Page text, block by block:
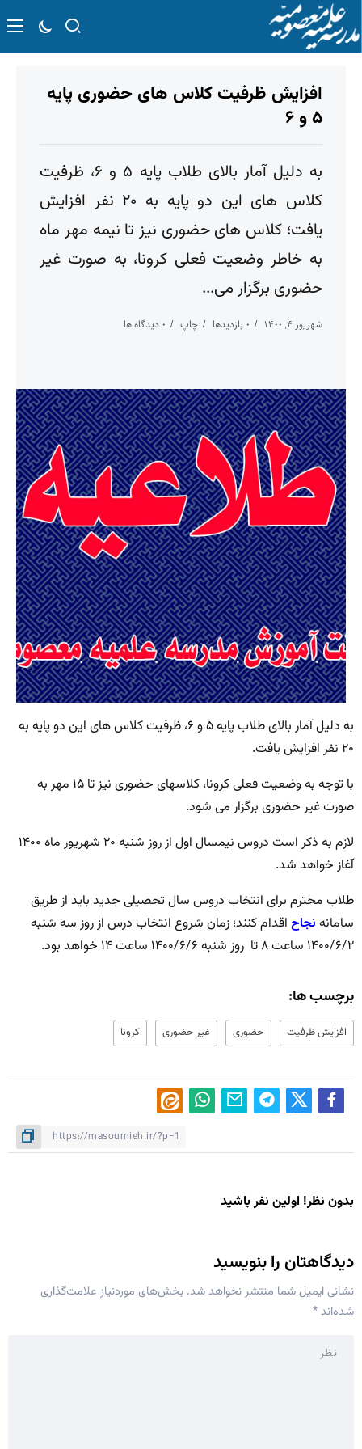
افزایش ظرفیت کلاس های حضوری پایه
۵ و ۶
به دلیل آمار بالای طلاب پایه ۵ و ۶، ظرفیت
کلاس های این دو پایه به ۲۰ نفر افزایش
یافت؛ کلاس های حضوری نیز تا نیمه مهر ماه
به خاطر وضعیت فعلی کرونا، به صورت غیر
حضوری برگزار می...
شهریور ۴, ۱۴۰۰ ۰ بازدیدها چاپ ۰ دیدگاه ها
به دلیل آمار بالای طلاب پایه ۵ و ۶، ظرفیت کلاس های این دو پایه به
۲۰ نفر افزایش یافت.
با توجه به وضعیت فعلی کرونا، کلاسهای حضوری نیز تا ۱۵ مهر به
صورت غیر حضوری برگزار می شود.
لازم به ذکر است دروس نیمسال اول از روز شنبه ۲۰ شهریور ماه ۱۴۰۰
آغاز خواهد شد.
طلاب محترم برای انتخاب دروس سال تحصیلی جدید باید از طريق
سامانه نجاح اقدام کنند؛ زمان شروع انتخاب درس از روز سه شنبه
۱۴۰۰/۶/۲ ساعت ۸ تا روز شنبه ۱۴۰۰/۶/۶ ساعت ۱۴ خواهد بود.
برچسب ها:
افزایش ظرفیت حضوری غیر حضوری کرونا
بدون نظر! اولین نفر باشید
دیدگاهتان را بنویسید
نشانی ایمیل شما منتشر نخواهد شد. بخش‌های موردنیاز علامت‌گذاری
شده‌اند*